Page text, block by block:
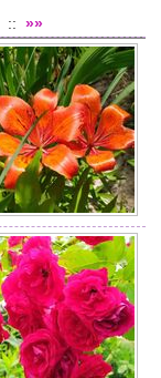
:: »»